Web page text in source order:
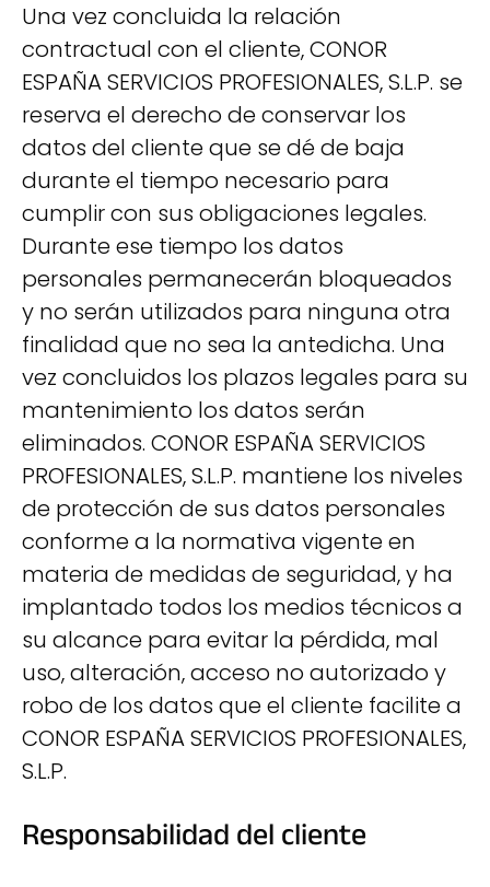
Una vez concluida la relación
contractual con el cliente, CONOR
ESPAÑA SERVICIOS PROFESIONALES, S.L.P. se
reserva el derecho de conservar los
datos del cliente que se dé de baja
durante el tiempo necesario para
cumplir con sus obligaciones legales.
Durante ese tiempo los datos
personales permanecerán bloqueados
y no serán utilizados para ninguna otra
finalidad que no sea la antedicha. Una
vez concluidos los plazos legales para su
mantenimiento los datos serán
eliminados. CONOR ESPAÑA SERVICIOS
PROFESIONALES, S.L.P. mantiene los niveles
de protección de sus datos personales
conforme a la normativa vigente en
materia de medidas de seguridad, y ha
implantado todos los medios técnicos a
su alcance para evitar la pérdida, mal
uso, alteración, acceso no autorizado y
robo de los datos que el cliente facilite a
CONOR ESPAÑA SERVICIOS PROFESIONALES,
S.L.P.
Responsabilidad del cliente